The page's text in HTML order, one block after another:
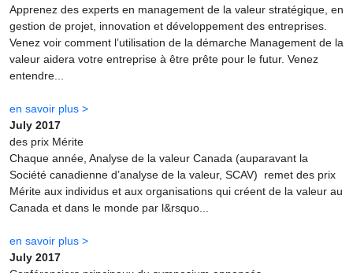
Apprenez des experts en management de la valeur stratégique, en
gestion de projet, innovation et développement des entreprises.
Venez voir comment l’utilisation de la démarche Management de la
valeur aidera votre entreprise à être prête pour le futur. Venez
entendre...
en savoir plus >
July 2017
des prix Mérite
Chaque année, Analyse de la valeur Canada (auparavant la
Société canadienne d’analyse de la valeur, SCAV) remet des prix
Mérite aux individus et aux organisations qui créent de la valeur au
Canada et dans le monde par l&rsquo...
en savoir plus >
July 2017